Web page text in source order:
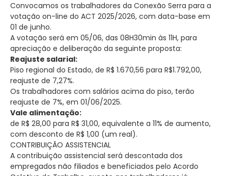
Convocamos os trabalhadores da Conexão Serra para a
votação on-line do ACT 2025/2026, com data-base em
01 de junho.
A votação será em 05/06, das 08H30min às 11H, para
apreciação e deliberação da seguinte proposta:
Reajuste salarial:
Piso regional do Estado, de R$ 1.670,56 para R$1.792,00,
reajuste de 7,27%.
Os trabalhadores com salários acima do piso, terão
reajuste de 7%, em 01/06/2025.
Vale alimentação:
de R$ 28,00 para R$ 31,00, equivalente a 11% de aumento,
com desconto de R$ 1,00 (um real).
CONTRIBUIÇÃO ASSISTENCIAL
A contribuição assistencial será descontada dos
empregados não filiados e beneficiados pelo Acordo